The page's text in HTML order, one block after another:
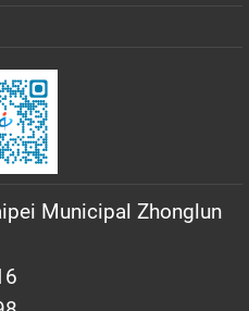
Municipal Zhonglun